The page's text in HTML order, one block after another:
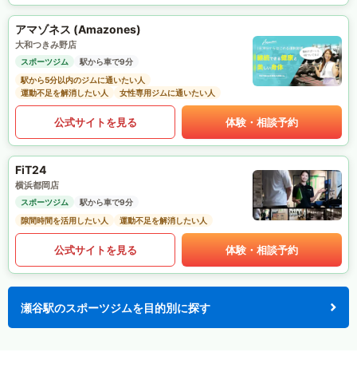
アマゾネス (Amazones)
大和つきみ野店
スポーツジム
駅から車で9分
駅から5分以内のジムに通いたい人
運動不足を解消したい人
女性専用ジムに通いたい人
公式サイトを見る 体験・相談予約
FiT24
横浜都岡店
スポーツジム
駅から車で9分
隙間時間を活用したい人
運動不足を解消したい人
公式サイトを見る 体験・相談予約
瀬谷駅のスポーツジムを目的別に探す